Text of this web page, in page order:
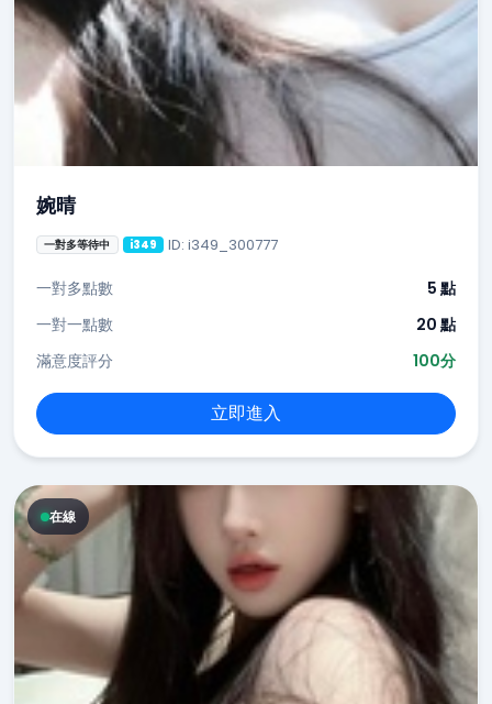
婉晴
一對多等待中 i349 ID: i349_300777
一對多點數
5 點
一對一點數
20 點
滿意度評分
100分
立即進入
在線